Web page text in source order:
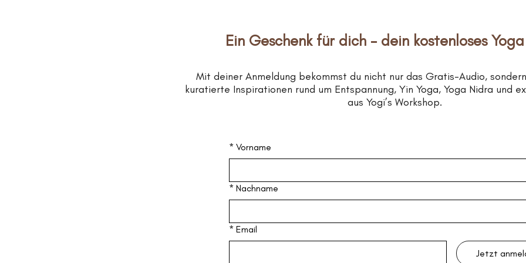
Ein Geschenk für dich – dein kostenloses
Mit deiner Anmeldung bekommst du nicht nur das Gratis-Audio,
kuratierte Inspirationen rund um Entspannung, Yin Yoga, Yoga Nidra und
aus Yogi’s Workshop.
* Vorname
* Nachname
* Email
Jetzt